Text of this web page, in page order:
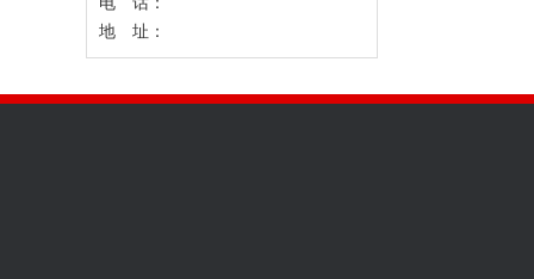
地 址：